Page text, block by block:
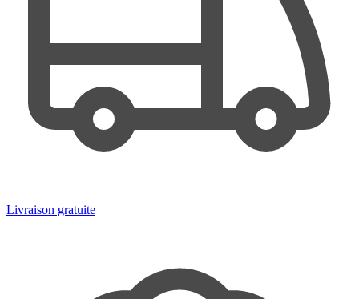
Livraison gratuite